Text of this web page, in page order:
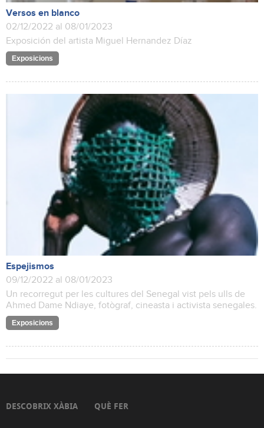
Versos en blanco
02/12/2022 al 08/01/2023
Exposición del artista Miguel Hernandez Díaz
Exposicions
Espejismos
09/12/2022 al 08/01/2023
Un recorregut per les cultures del Senegal vist pels ulls de
Ahmed Dame Ndiaye, fotògraf, cineasta i activista senegales.
Exposicions
DESCOBRIX XÀBIA QUÈ FER